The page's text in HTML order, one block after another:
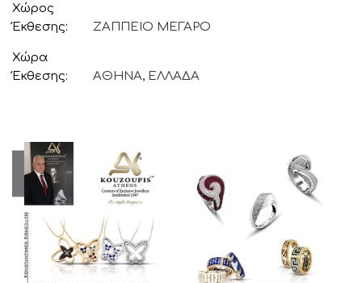
Χώρος
Έκθεσης
ΖΑΠΠΕΙΟ ΜΕΓΑΡΟ
Χώρα
Έκθεσης
ΑΘΗΝΑ, ΕΛΛΑΔΑ